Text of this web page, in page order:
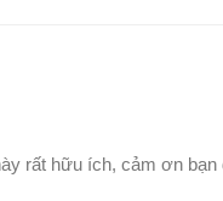
rất hữu ích, cảm ơn bạn